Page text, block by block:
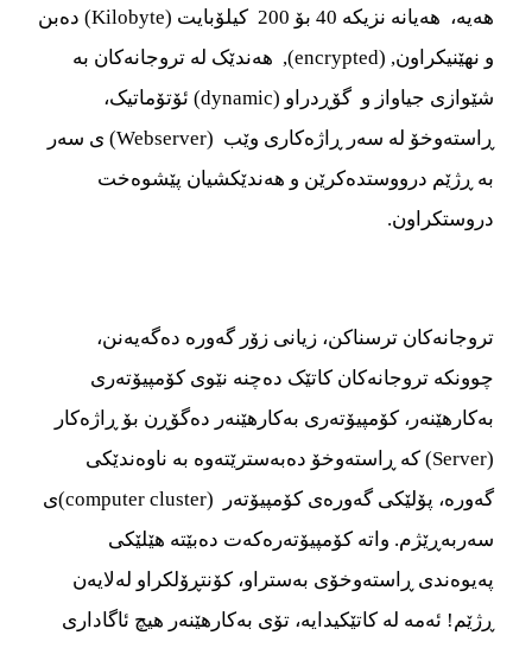
هه‌‌‌یه‌‌‌، هه‌‌‌یانه‌‌‌ نزیکه‌‌‌ 40 بۆ 200 کیلۆبایت
(Kilobyte) ده‌‌‌بن
و نهێنیکراون, (encrypted),
هه‌‌‌ندێک له تروجانه‌‌‌کان به
شێوازی جیاواز و گۆڕدراو (dynamic) ئۆتۆماتیک،
ڕاسته‌‌‌وخۆ له سه‌‌‌ر ڕاژه‌‌‌کاری وێب (Webserver)
ی سه‌‌‌ر
به‌‌‌ ڕژێم درووستده‌‌‌کرێن و هه‌‌‌ندێکشیان پێشوه‌‌‌خت
دروستکراون.
تروجانه‌‌‌کان ترسناکن، زیانی زۆر گه‌‌‌وره‌‌‌ ده‌‌‌گه‌‌‌یه‌‌‌نن،
چوونکه تروجانه‌‌‌کان کاتێک ده‌‌‌چنه‌‌‌ نێوی کۆمپیۆته‌‌‌ری
به‌‌‌کارهێنه‌‌‌ر، کۆمپیۆته‌‌‌ری به‌‌‌کارهێنه‌‌‌ر ده‌‌‌‌گۆڕن بۆ ڕاژه‌‌‌کار
(Server) که ڕاسته‌‌‌وخۆ ده‌‌‌به‌‌‌سترێته‌‌‌وه‌‌‌ به ناوه‌‌‌ندێکی
گه‌‌‌وره‌‌‌، پۆلێکی گه‌‌‌وره‌‌‌ی کۆمپیۆته‌‌‌ر (computer cluster)ی
سه‌‌‌ربه‌‌‌ڕێژم. واته‌‌‌ کۆمپیۆته‌‌‌ره‌‌‌که‌‌‌ت ده‌‌‌بێته‌‌‌ هێلێکی
په‌‌‌یوه‌‌‌ندی ڕاسته‌‌‌وخۆی به‌‌‌ستراو، کۆنتڕۆلکراو له‌‌‌لایه‌‌‌ن
ڕژێم! ئه‌‌‌مه‌‌‌ له‌‌‌ کاتێکیدایه، تۆی به‌‌‌کارهێنه‌‌‌ر هیچ ئاگاداری